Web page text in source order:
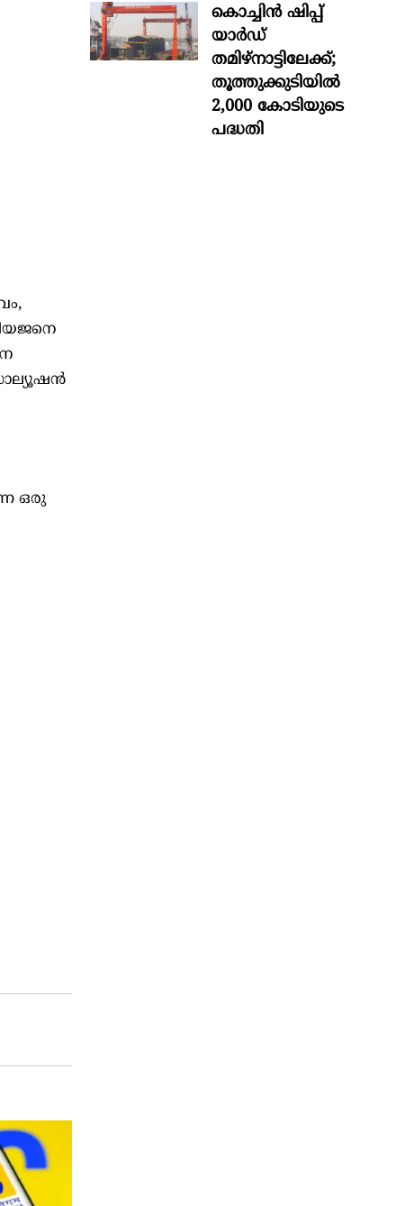
ഒരു
കൊച്ചിന്‍ ഷിപ്പ്
യാർഡ്
തമിഴ്നാട്ടിലേക്ക്;
തൂത്തുക്കുടിയിൽ
2,000 കോടിയുടെ
പദ്ധതി